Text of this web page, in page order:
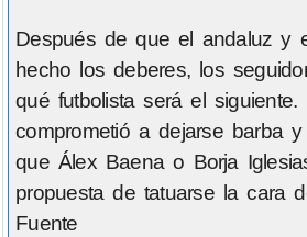
Después de que el andaluz y
hecho los deberes, los
qué futbolista será el
comprometió a dejarse barba
que Álex Baena o Borja
propuesta de tatuarse la cara
Fuente